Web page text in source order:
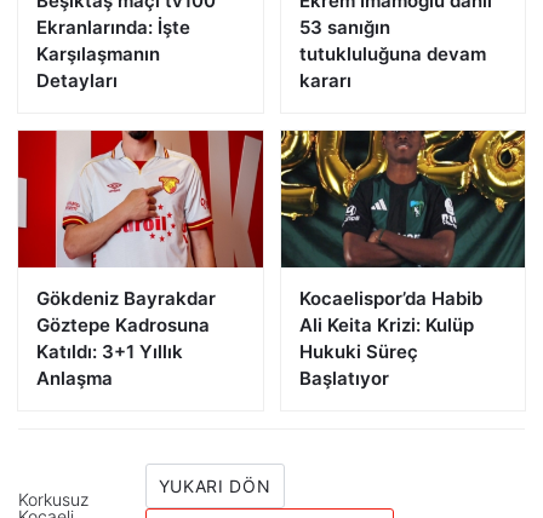
Ekranlarında: İşte
Karşılaşmanın
Detayları
53 sanığın
tutukluluğuna devam
kararı
Gökdeniz Bayrakdar
Göztepe Kadrosuna
Katıldı: 3+1 Yıllık
Anlaşma
Kocaelispor’da Habib
Ali Keita Krizi: Kulüp
Hukuki Süreç
Başlatıyor
Korkusuz
YUKARI DÖN